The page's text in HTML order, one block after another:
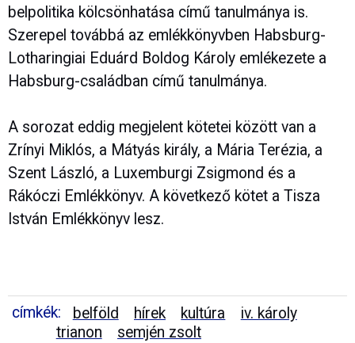
belpolitika kölcsönhatása című tanulmánya is.
Szerepel továbbá az emlékkönyvben Habsburg-
Lotharingiai Eduárd Boldog Károly emlékezete a
Habsburg-családban című tanulmánya.
A sorozat eddig megjelent kötetei között van a
Zrínyi Miklós, a Mátyás király, a Mária Terézia, a
Szent László, a Luxemburgi Zsigmond és a
Rákóczi Emlékkönyv. A következő kötet a Tisza
István Emlékkönyv lesz.
címkék: belföld hírek kultúra
iv. károly
trianon
semjén zsolt